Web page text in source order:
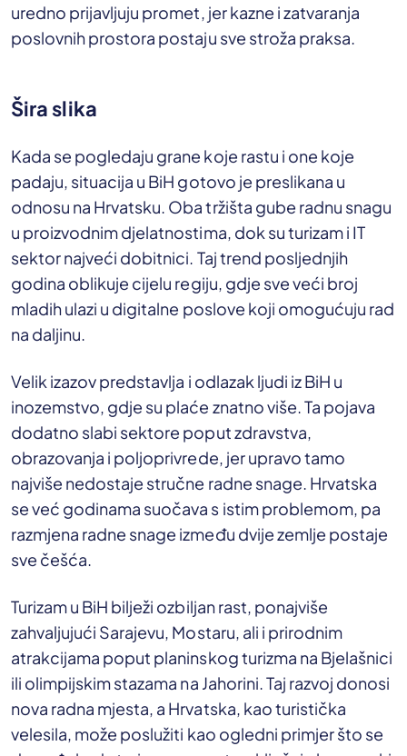
uredno prijavljuju promet, jer kazne i zatvaranja
poslovnih prostora postaju sve stroža praksa.
Šira slika
Kada se pogledaju grane koje rastu i one koje
padaju, situacija u BiH gotovo je preslikana u
odnosu na Hrvatsku. Oba tržišta gube radnu snagu
u proizvodnim djelatnostima, dok su turizam i IT
sektor najveći dobitnici. Taj trend posljednjih
godina oblikuje cijelu regiju, gdje sve veći broj
mladih ulazi u digitalne poslove koji omogućuju rad
na daljinu.
Velik izazov predstavlja i odlazak ljudi iz BiH u
inozemstvo, gdje su plaće znatno više. Ta pojava
dodatno slabi sektore poput zdravstva,
obrazovanja i poljoprivrede, jer upravo tamo
najviše nedostaje stručne radne snage. Hrvatska
se već godinama suočava s istim problemom, pa
razmjena radne snage između dvije zemlje postaje
sve češća.
Turizam u BiH bilježi ozbiljan rast, ponajviše
zahvaljujući Sarajevu, Mostaru, ali i prirodnim
atrakcijama poput planinskog turizma na Bjelašnici
ili olimpijskim stazama na Jahorini. Taj razvoj donosi
nova radna mjesta, a Hrvatska, kao turistička
velesila, može poslužiti kao ogledni primjer što se